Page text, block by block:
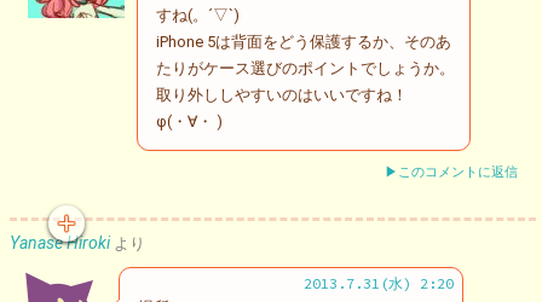
すね(。´▽`)
iPhone 5は背面をどう保護するか、そのあ
たりがケース選びのポイントでしょうか。
取り外ししやすいのはいいですね！
φ(・∀・ )
▶このコメントに返信
Yanase Hiroki より
2013.7.31(水) 2:20